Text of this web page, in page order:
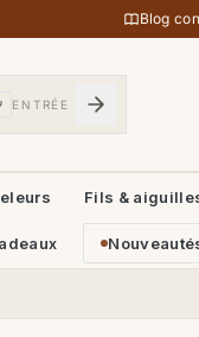
Blog
ENTRÉE
Fils &